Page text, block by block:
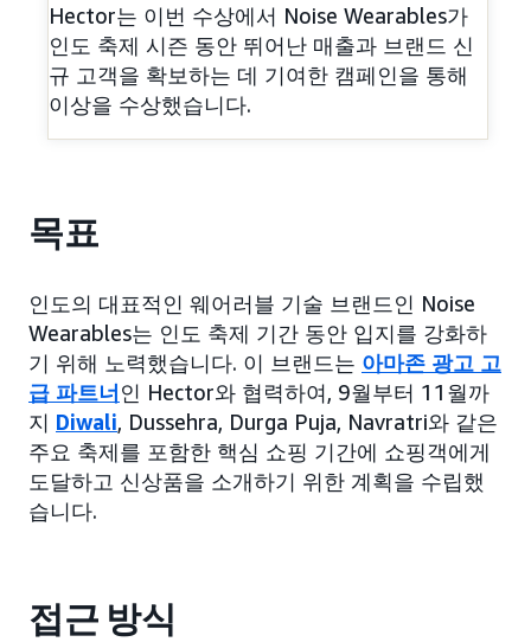
Hector는 이번 수상에서 Noise Wearables가
인도 축제 시즌 동안 뛰어난 매출과 브랜드 신
규 고객을 확보하는 데 기여한 캠페인을 통해
이상을 수상했습니다.
목표
인도의 대표적인 웨어러블 기술 브랜드인 Noise
Wearables는 인도 축제 기간 동안 입지를 강화하
기 위해 노력했습니다. 이 브랜드는 아마존 광고 고
급 파트너인 Hector와 협력하여, 9월부터 11월까
지 Diwali, Dussehra, Durga Puja, Navratri와 같은
주요 축제를 포함한 핵심 쇼핑 기간에 쇼핑객에게
도달하고 신상품을 소개하기 위한 계획을 수립했
습니다.
접근 방식